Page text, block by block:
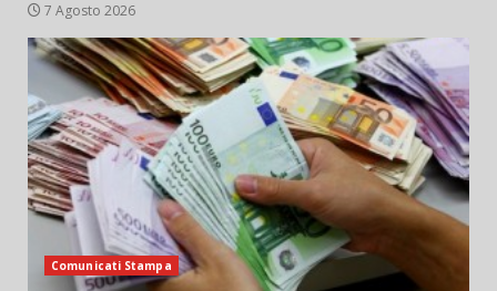
7 Agosto 2026
Comunicati Stampa